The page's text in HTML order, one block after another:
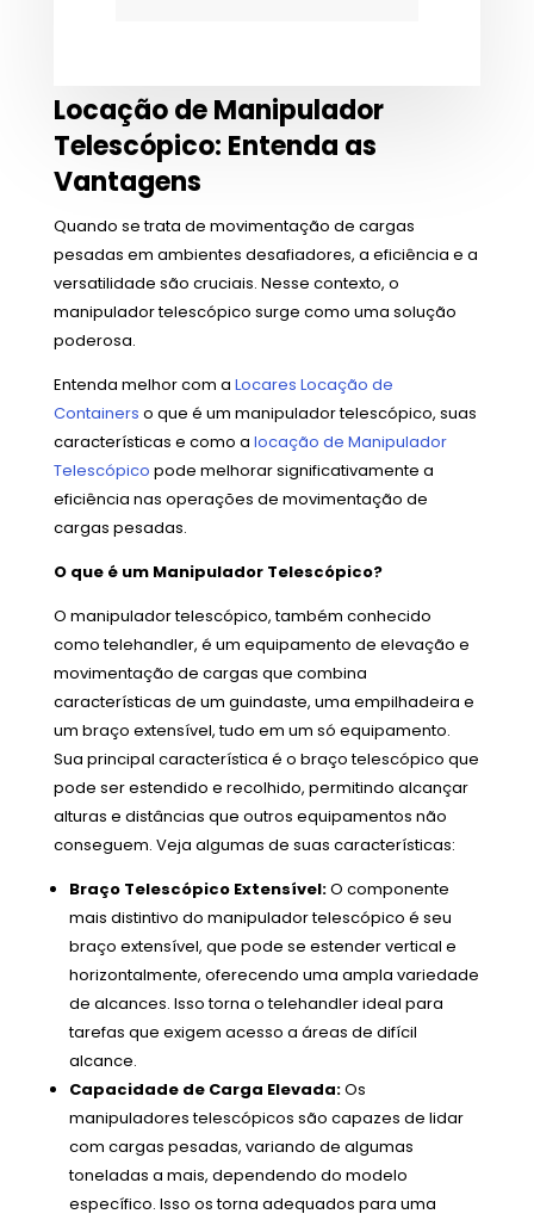
Locação de Manipulador
Telescópico: Entenda as
Vantagens
Quando se trata de movimentação de cargas
pesadas em ambientes desafiadores, a eficiência e a
versatilidade são cruciais. Nesse contexto, o
manipulador telescópico surge como uma solução
poderosa.
Entenda melhor com a Locares Locação de
Containers o que é um manipulador telescópico, suas
características e como a locação de Manipulador
Telescópico pode melhorar significativamente a
eficiência nas operações de movimentação de
cargas pesadas.
O que é um Manipulador Telescópico?
O manipulador telescópico, também conhecido
como telehandler, é um equipamento de elevação e
movimentação de cargas que combina
características de um guindaste, uma empilhadeira e
um braço extensível, tudo em um só equipamento.
Sua principal característica é o braço telescópico que
pode ser estendido e recolhido, permitindo alcançar
alturas e distâncias que outros equipamentos não
conseguem. Veja algumas de suas características:
Braço Telescópico Extensível:O componente
mais distintivo do manipulador telescópico é seu
braço extensível, que pode se estender vertical e
horizontalmente, oferecendo uma ampla variedade
de alcances. Isso torna o telehandler ideal para
tarefas que exigem acesso a áreas de difícil
alcance.
Capacidade de Carga Elevada:Os
manipuladores telescópicos são capazes de lidar
com cargas pesadas, variando de algumas
toneladas a mais, dependendo do modelo
específico. Isso os torna adequados para uma